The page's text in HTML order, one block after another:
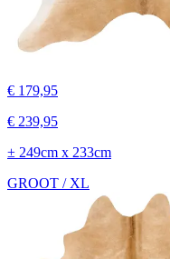
€ 179,95
€ 239,95
± 249cm x 233cm
GROOT / XL